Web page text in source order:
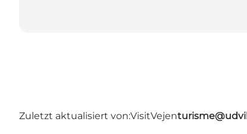
Zuletzt aktualisiert von:VisitVejen